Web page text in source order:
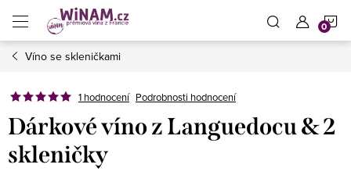
obsah
Víno se skleničkami
1 hodnocení Podrobnosti hodnocení
Dárkové víno z Languedocu & 2
skleničky